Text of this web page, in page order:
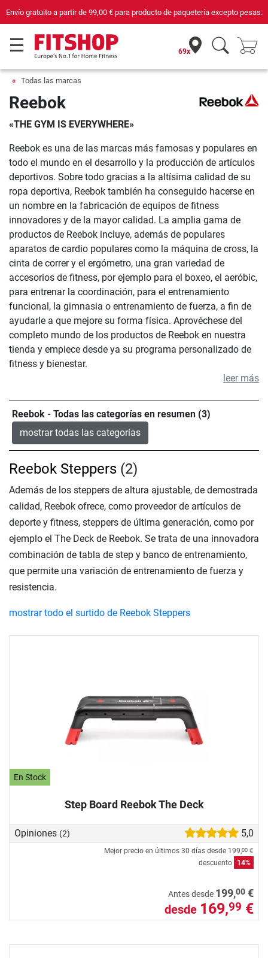
Envío gratuito a partir de 99,00 €para producto de paquetería excepto pesas.
69x
Todas las marcas
Reebok
«THE GYM IS EVERYWHERE»
Reebok es una de las marcas más famosas y populares en
todo el mundo en el desarrollo y la producción de artículos
deportivos. Sobre todo gracias a la altísima calidad de su
ropa deportiva, Reebok también ha conseguido hacerse en
un nombre en la fabricación de equipos de fitness
innovadores y de la mayor calidad. La amplia gama de
productos de Reebok incluye, además de populares
aparatos de cardio populares como la máquina de cross, la
cinta de correr y el ergómetro, una gran variedad de
accesorios de fitness, por ejemplo para el boxeo, el aeróbic,
para entrenar la coordinación, para el entrenamiento
funcional, la gimnasia o entrenamiento de fuerza, a fin de
ayudarle a que mejore su forma física. Aprovéchese del
completo mundo de los productos de Reebok en nuestra
tienda y empiece desde ya su programa personalizado de
fitness y bienestar.
leer más
Reebok - Todas las categorías en resumen (3)
mostrar todas las categorías
En Stock
Step Board Reebok The Deck
Opiniones (2) 5,0
Mejor precio en últimos 30 días desde 199,00 €
descuento
14%
Antes desde 199,00 €
desde 169,99 €
Reebok Steppers (2)
Además de los steppers de altura ajustable, de demostrada
calidad, Reebok ofrece, como proveedor de artículos de
deporte y fitness, steppers de última generación, como por
ejemplo el The Deck de Reebok. Se trata de una innovadora
combinación de tabla de step y banco de entrenamiento,
que permite una variación de entrenamiento de fuerza y
resistencia.
mostrar todo el surtido de Reebok Steppers